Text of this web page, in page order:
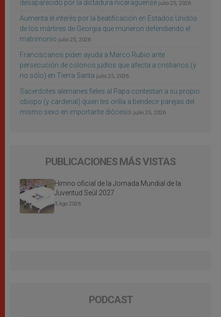
desaparecido por la dictadura nicaragüense julio 25, 2026
Aumenta el interés por la beatificación en Estados Unidos
de los mártires de Georgia que murieron defendiendo el
matrimonio julio 25, 2026
Franciscanos piden ayuda a Marco Rubio ante
persecución de colonos judíos que afecta a cristianos (y
no sólo) en Tierra Santa julio 25, 2026
Sacerdotes alemanes fieles al Papa contestan a su propio
obispo (y cardenal) quien les orilla a bendecir parejas del
mismo sexo en importante diócesis julio 25, 2026
PUBLICACIONES MÁS VISTAS
Himno oficial de la Jornada Mundial de la
Juventud Seúl 2027
3 Ago 2026
PODCAST